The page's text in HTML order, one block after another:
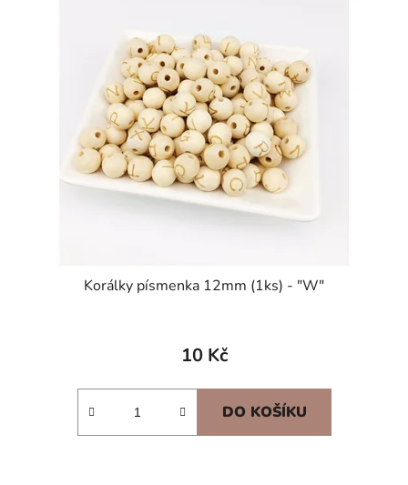
Korálky písmenka 12mm (1ks) - "W"
10 Kč
DO KOŠÍKU